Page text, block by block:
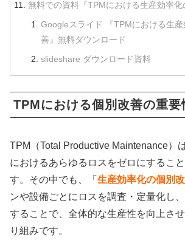
無料での資料『TPMにおける生産効率化
Googleスライド 『TPMにおける生
善』無料ダウンロード
slideshare ダウンロード資料
TPMにおける個別改善の重
TPM（Total Productive Maintenance）
におけるあらゆるロスをゼロにするこ
す。その中でも、「 生産効率化の個別
ンや設備ごとにロスを調査・定量化し
することで、全体的な生産性を向上さ
り組みです。